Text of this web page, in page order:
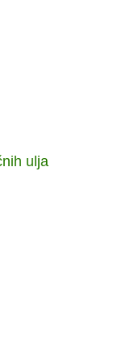
ulja